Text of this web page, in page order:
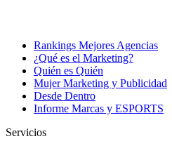
Rankings Mejores Agencias
¿Qué es el Marketing?
Quién es Quién
Mujer Marketing y Publicidad
Desde Dentro
Informe Marcas y ESPORTS
Servicios